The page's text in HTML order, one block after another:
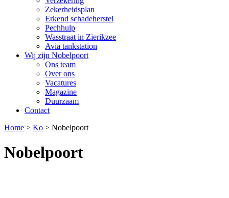
Zekerheidsplan
Erkend schadeherstel
Pechhulp
Wasstraat in Zierikzee
Avia tankstation
Wij zijn Nobelpoort
Ons team
Over ons
Vacatures
Magazine
Duurzaam
Contact
Home > Ko > Nobelpoort
Nobelpoort